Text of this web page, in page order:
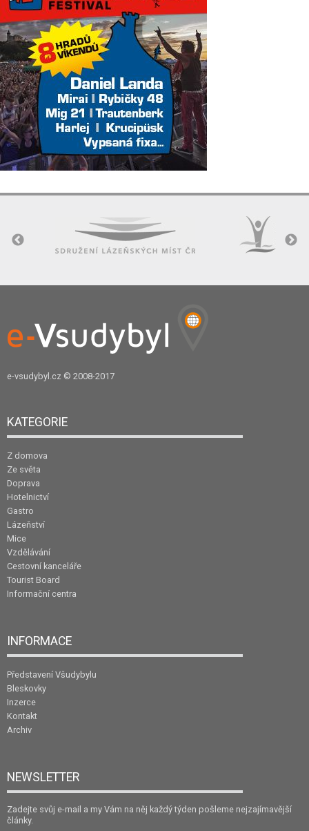
e-vsudybyl.cz © 2008-2017
KATEGORIE
Z domova
Ze světa
Doprava
Hotelnictví
Gastro
Lázeňství
Mice
Vzdělávání
Cestovní kanceláře
Tourist Board
Informační centra
INFORMACE
Představení Všudybylu
Bleskovky
Inzerce
Kontakt
Archiv
NEWSLETTER
Zadejte svůj e-mail a my Vám na něj každý týden pošleme nejzajímavější
články.